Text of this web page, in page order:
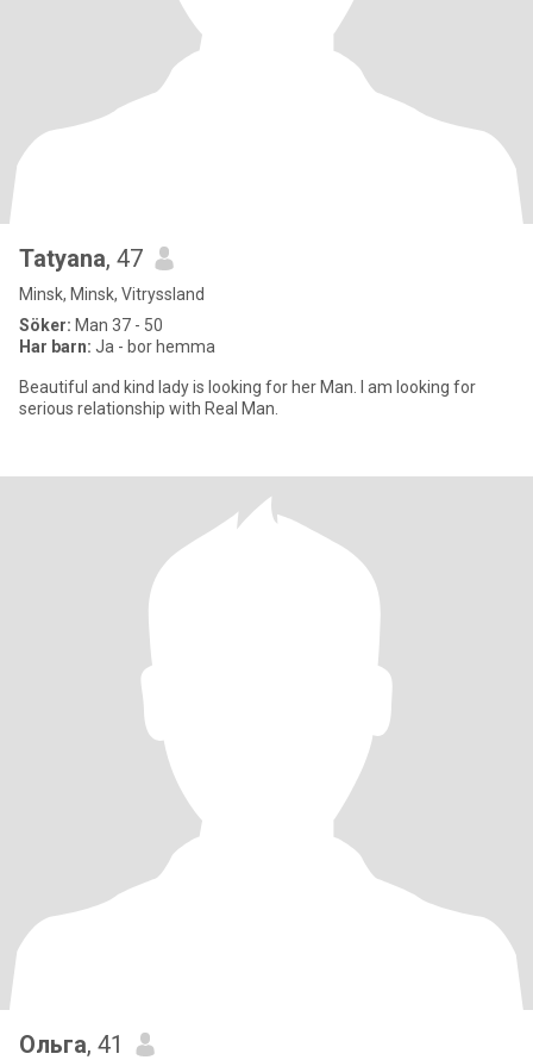
Tatyana, 47
Minsk, Minsk, Vitryssland
Söker: Man 37 - 50
Har barn: Ja - bor hemma
Beautiful and kind lady is looking for her Man. I am looking for
serious relationship with Real Man.
Ольга, 41